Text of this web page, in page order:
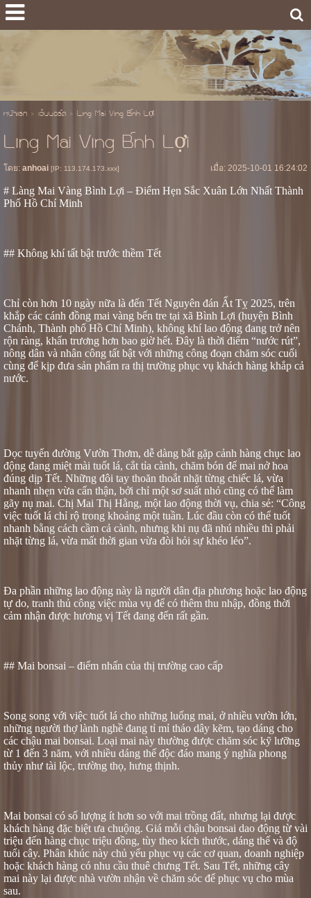
หน้าแรก> เว็บบอร์ด> Làng Mai Vàng Bình Lợi
Làng Mai Vàng Bình Lợi
โดย:anhoai [IP: 113.174.173.xxx] เมื่อ: 2025-10-01 16:24:02
# Làng Mai Vàng Bình Lợi – Điểm Hẹn Sắc Xuân Lớn Nhất Thành
Phố Hồ Chí Minh
## Không khí tất bật trước thềm Tết
Chỉ còn hơn 10 ngày nữa là đến Tết Nguyên đán Ất Tỵ 2025, trên
khắp các cánh đồng mai vàng bến tretại xã Bình Lợi (huyện Bình
Chánh, Thành phố Hồ Chí Minh), không khí lao động đang trở nên
rộn ràng, khẩn trương hơn bao giờ hết. Đây là thời điểm “nước rút”,
nông dân và nhân công tất bật với những công đoạn chăm sóc cuối
cùng để kịp đưa sản phẩm ra thị trường phục vụ khách hàng khắp cả
nước.
Dọc tuyến đường Vườn Thơm, dễ dàng bắt gặp cảnh hàng chục lao
động đang miệt mài tuốt lá, cắt tỉa cành, chăm bón để mai nở hoa
đúng dịp Tết. Những đôi tay thoăn thoắt nhặt từng chiếc lá, vừa
nhanh nhẹn vừa cẩn thận, bởi chỉ một sơ suất nhỏ cũng có thể làm
gãy nụ mai. Chị Mai Thị Hằng, một lao động thời vụ, chia sẻ: “Công
việc tuốt lá chỉ rộ trong khoảng một tuần. Lúc đầu còn có thể tuốt
nhanh bằng cách cầm cả cành, nhưng khi nụ đã nhú nhiều thì phải
nhặt từng lá, vừa mất thời gian vừa đòi hỏi sự khéo léo”.
Đa phần những lao động này là người dân địa phương hoặc lao động
tự do, tranh thủ công việc mùa vụ để có thêm thu nhập, đồng thời
cảm nhận được hương vị Tết đang đến rất gần.
## Mai bonsai – điểm nhấn của thị trường cao cấp
Song song với việc tuốt lá cho những luống mai, ở nhiều vườn lớn,
những người thợ lành nghề đang tỉ mỉ tháo dây kẽm, tạo dáng cho
các chậu mai bonsai. Loại mai này thường được chăm sóc kỹ lưỡng
từ 1 đến 3 năm, với nhiều dáng thế độc đáo mang ý nghĩa phong
thủy như tài lộc, trường thọ, hưng thịnh.
Mai bonsai có số lượng ít hơn so với mai trồng đất, nhưng lại được
khách hàng đặc biệt ưa chuộng. Giá mỗi chậu bonsai dao động từ vài
triệu đến hàng chục triệu đồng, tùy theo kích thước, dáng thế và độ
tuổi cây. Phân khúc này chủ yếu phục vụ các cơ quan, doanh nghiệp
hoặc khách hàng có nhu cầu thuê chưng Tết. Sau Tết, những cây
mai này lại được nhà vườn nhận về chăm sóc để phục vụ cho mùa
sau.